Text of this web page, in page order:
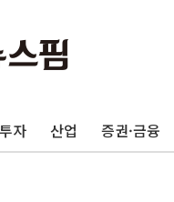
자 산업 증권·금융
국방 "러, 우크라 드론으로
실리콘밸리서 젠슨 황 재회